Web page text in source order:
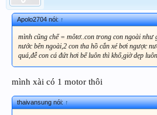
Apolo2704 nói:↑
mình cũng chế = môtơ..con trong con ngoài như
nước bên ngoài,2 con tha hồ cắn xé bơi ngược
quá,đễ con cá đứt hơi bể luôn thì khổ,giờ dẹp
mình xài có 1 motor thôi
thaivansung nói:↑